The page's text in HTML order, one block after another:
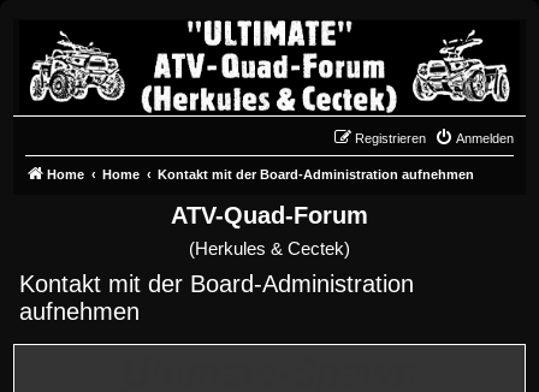
Anmelden
Registrieren
Home Home Kontakt mit der Board-Administration aufnehmen
ATV-Quad-Forum
(Herkules & Cectek)
Kontakt mit der Board-Administration
aufnehmen